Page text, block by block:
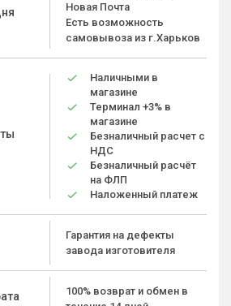
Новая Почта
Есть возможность
самовывоза из г.Харьков
Наличными в
магазине
Терминал +3% в
магазине
Безналичный расчет с
НДС
Безналичный расчёт
на ФЛП
Наложенный платеж
Гарантия на дефекты
завода изготовителя
100% возврат и обмен в